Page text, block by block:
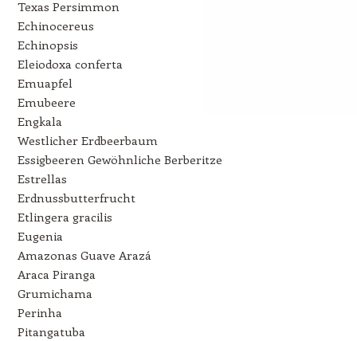
Texas Persimmon
Echinocereus
Echinopsis
Eleiodoxa conferta
Emuapfel
Emubeere
Engkala
Westlicher Erdbeerbaum
Essigbeeren Gewöhnliche Berberitze
Estrellas
Erdnussbutterfrucht
Etlingera gracilis
Eugenia
Amazonas Guave Arazá
Araca Piranga
Grumichama
Perinha
Pitangatuba